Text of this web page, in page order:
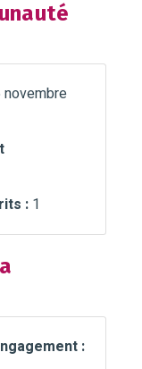
novembre
: 1
: